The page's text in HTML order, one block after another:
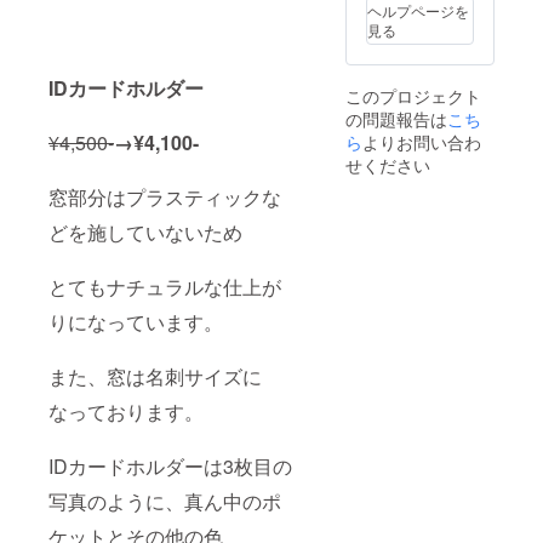
IDカードホルダー
¥4,500-→¥4,100-
窓部分はプラスティックな
どを施していないため
とてもナチュラルな仕上が
りになっています。
また、窓は名刺サイズに
なっております。
IDカードホルダーは3枚目の
写真のように、真ん中のポ
ケットとその他の色
ド) 例）
12文
字:NAZ
SADAT(
ホワイ
ト)
ヘルプページを
見る
このプロジェクト
の問題報告はこち
ら よりお問い合わ
せください